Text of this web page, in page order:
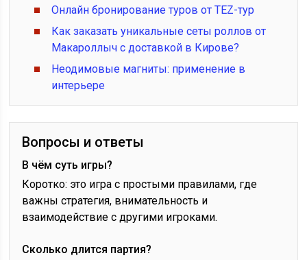
Онлайн бронирование туров от TEZ-тур
Как заказать уникальные сеты роллов от
Макароллыч с доставкой в Кирове?
Неодимовые магниты: применение в
интерьере
Вопросы и ответы
В чём суть игры?
Коротко: это игра с простыми правилами, где
важны стратегия, внимательность и
взаимодействие с другими игроками.
Сколько длится партия?